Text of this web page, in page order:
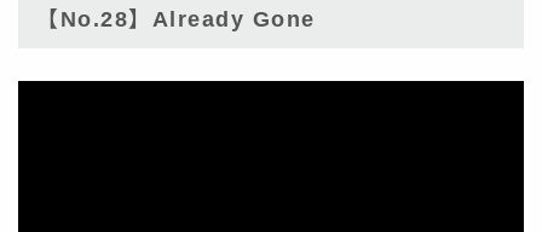
【No.28】Already Gone